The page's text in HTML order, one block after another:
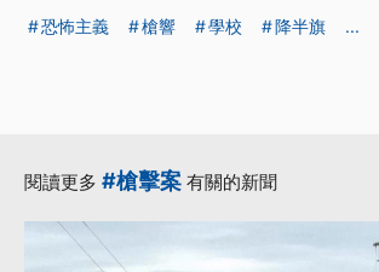
恐怖主義
槍響 學校 降半旗 ...
閱讀更多 #槍擊案 有關的新聞